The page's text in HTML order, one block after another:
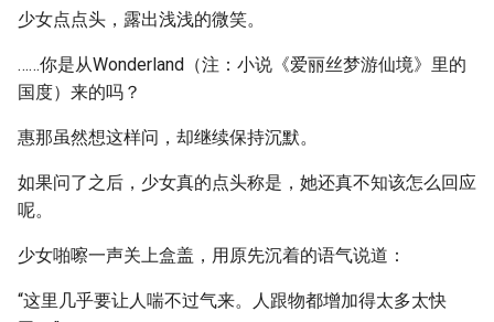
少女点点头，露出浅浅的微笑。
……你是从Wonderland（注：小说《爱丽丝梦游仙境》里的
国度）来的吗？
惠那虽然想这样问，却继续保持沉默。
如果问了之后，少女真的点头称是，她还真不知该怎么回应
呢。
少女啪嚓一声关上盒盖，用原先沉着的语气说道：
“这里几乎要让人喘不过气来。人跟物都增加得太多太快